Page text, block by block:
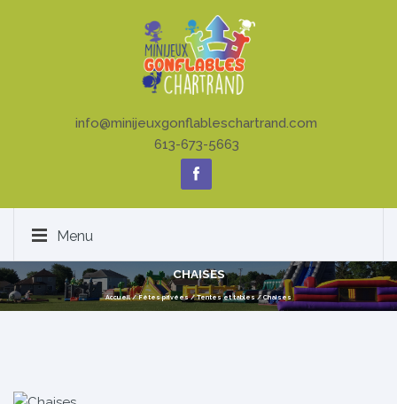
info@minijeuxgonflableschartrand.com
613-673-5663
Menu
CHAISES
Accueil/Fêtes privées/Tentes et tables/Chaises